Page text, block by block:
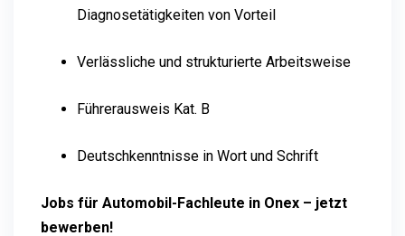
Diagnosetätigkeiten von Vorteil
Verlässliche und strukturierte Arbeitsweise
Führerausweis Kat. B
Deutschkenntnisse in Wort und Schrift
Jobs für Automobil-Fachleute in Onex – jetzt
bewerben!